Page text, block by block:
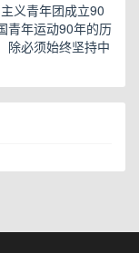
义青年团成立90
青年运动90年的历
除必须始终坚持中